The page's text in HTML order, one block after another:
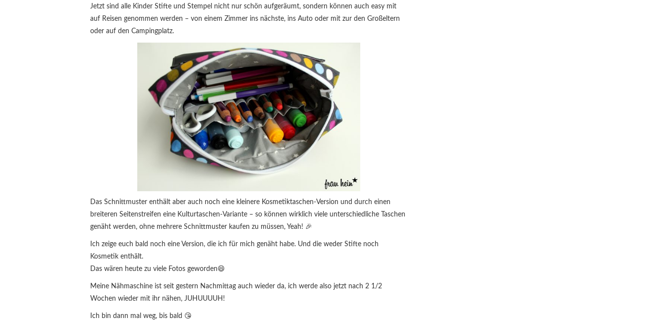
Jetzt sind alle Kinder Stifte und Stempel nicht nur schön aufgeräumt, sondern können auch easy mit
auf Reisen genommen werden – von einem Zimmer ins nächste, ins Auto oder mit zur den Großeltern
oder auf den Campingplatz.
Das Schnittmuster enthält aber auch noch eine kleinere Kosmetiktaschen-Version und durch einen
breiteren Seitenstreifen eine Kulturtaschen-Variante – so können wirklich viele unterschiedliche Taschen
genäht werden, ohne mehrere Schnittmuster kaufen zu müssen, Yeah! 🎉
Ich zeige euch bald noch eine Version, die ich für mich genäht habe. Und die weder Stifte noch
Kosmetik enthält.
Das wären heute zu viele Fotos geworden😄
Meine Nähmaschine ist seit gestern Nachmittag auch wieder da, ich werde also jetzt nach 2 1/2
Wochen wieder mit ihr nähen, JUHUUUUH!
Ich bin dann mal weg, bis bald 😘